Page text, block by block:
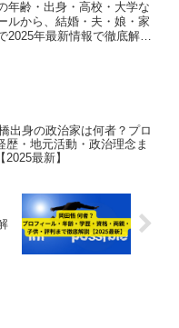
年齢・出身・高校・大学な
ルから、結婚・夫・娘・家
2025年最新情報で徹底解
出身の政治家は何者？プロ
歴・地元活動・政治理念ま
最新】